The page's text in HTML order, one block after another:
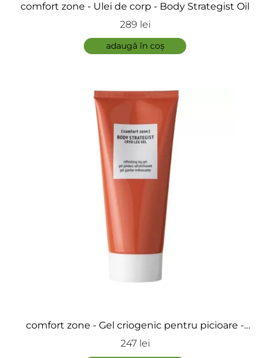
comfort zone - Ulei de corp - Body Strategist Oil
289 lei
adaugă în coș
comfort zone - Gel criogenic pentru picioare -
Body Strategist Cryo Leg Gel
247 lei